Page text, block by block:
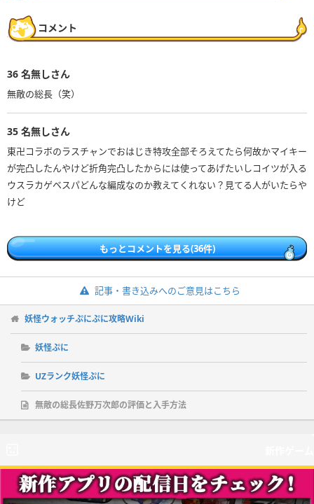
コメント
36 名無しさん
無敵の総長（笑）
35 名無しさん
東卍コラボのラスチャンでおはじき特攻全部そろえてたら何故かマイキー
が完凸したんやけど折角完凸したからには使ってあげたいしコイツが入る
ウスラカゲベスパどんな編成なのか教えてくれない？見てる人がいたらや
けど
もっとコメントを見る(36件)
記事・書き込みへのご意見はこちら
妖怪ウォッチぷにぷに攻略Wiki
妖怪ぷに
UZランク妖怪ぷに
無敵の総長佐野万次郎の評価と入手方法